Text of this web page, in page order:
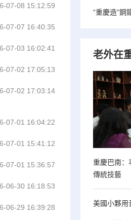
07-08 15:12:59
07-07 16:40:35
07-03 16:02:41
07-02 17:05:13
07-02 17:03:14
07-01 16:04:22
07-01 15:41:12
07-01 15:36:57
06-30 16:18:53
06-29 16:39:28
“重慶造”鋼
老外在
重慶巴南：
傳統技藝
美國小夥用